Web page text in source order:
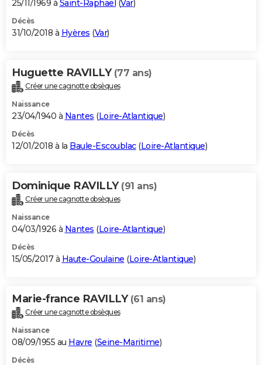
25/11/1969 à Saint-Raphaël (Var)
Décès
31/10/2018 à Hyères (Var)
Huguette RAVILLY (77 ans)
Créer une cagnotte obsèques
Naissance
23/04/1940 à Nantes (Loire-Atlantique)
Décès
12/01/2018 à la Baule-Escoublac(Loire-Atlantique)
Dominique RAVILLY (91 ans)
Créer une cagnotte obsèques
Naissance
04/03/1926 à Nantes (Loire-Atlantique)
Décès
15/05/2017 à Haute-Goulaine (Loire-Atlantique)
Marie-france RAVILLY (61 ans)
Créer une cagnotte obsèques
Naissance
08/09/1955 au Havre (Seine-Maritime)
Décès